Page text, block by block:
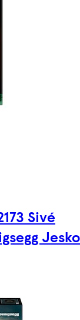
Sivé
Jesko